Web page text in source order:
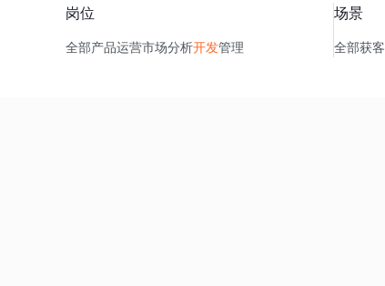
岗位
全部产品运营市场分析开发管理
场景
全部获客